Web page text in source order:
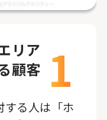
リア
顧客 1
する人は「ホ